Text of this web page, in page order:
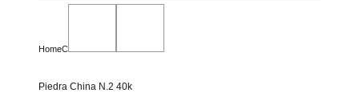
HomeC
Piedra China N.2 40k